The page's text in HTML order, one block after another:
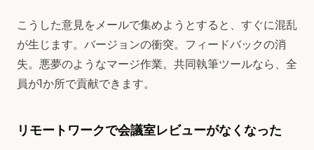
こうした意見をメールで集めようとすると、すぐに混乱
が生じます。バージョンの衝突。フィードバックの消
失。悪夢のようなマージ作業。共同執筆ツールなら、全
員が1か所で貢献できます。
リモートワークで会議室レビューがなくなった